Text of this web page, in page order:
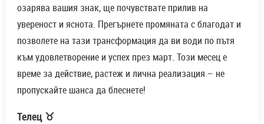
озарява вашия знак, ще почувствате прилив на
увереност и яснота. Прегърнете промяната с благодат и
позволете на тази трансформация да ви води по пътя
към удовлетворение и успех през март. Този месец е
време за действие, растеж и лична реализация – не
пропускайте шанса да блеснете!
Телец ♉